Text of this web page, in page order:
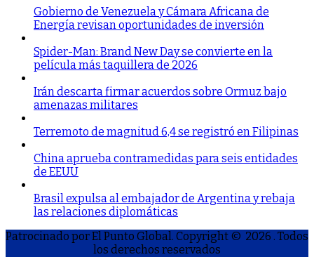
Gobierno de Venezuela y Cámara Africana de
Energía revisan oportunidades de inversión
Spider-Man: Brand New Day se convierte en la
película más taquillera de 2026
Irán descarta firmar acuerdos sobre Ormuz bajo
amenazas militares
Terremoto de magnitud 6,4 se registró en Filipinas
China aprueba contramedidas para seis entidades
de EEUU
Brasil expulsa al embajador de Argentina y rebaja
las relaciones diplomáticas
Patrocinado por El Punto Global. Copyright © 2026 . Todos
los derechos reservados